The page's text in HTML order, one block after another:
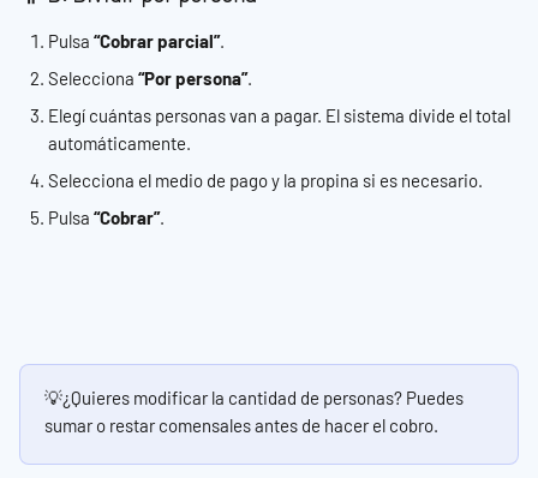
Pulsa “Cobrar parcial”.
Selecciona “Por persona”.
Elegí cuántas personas van a pagar. El sistema divide el total
automáticamente.
Selecciona el medio de pago y la propina si es necesario.
Pulsa “Cobrar”.
💡¿Quieres modificar la cantidad de personas? Puedes
sumar o restar comensales antes de hacer el cobro.